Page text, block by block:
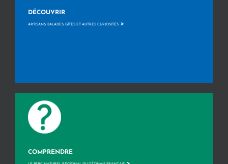
DÉCOUVRIR
ARTISANS, BALADES, GÎTES ET AUTRES CURIOSITÉS >
COMPRENDRE